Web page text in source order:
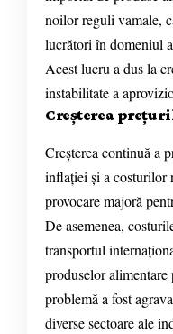
noilor reguli vamale,
lucrători în domeniul
Acest lucru a dus la
instabilitate a
Creșterea
Creșterea continuă a
inflației și a costurilor
provocare majoră
De asemenea,
transportul
produselor
problemă a fost
diverse sectoare ale